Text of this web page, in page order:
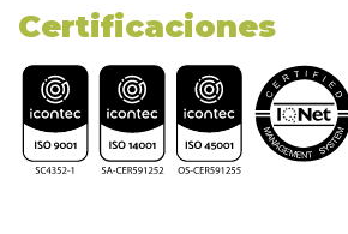
Certificaciones